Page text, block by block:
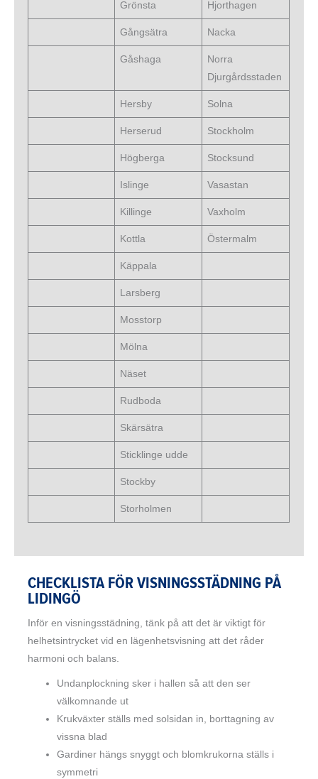
Grönsta Hjorthagen
Gångsätra Nacka
Gåshaga
Norra
Djurgårdsstaden
Hersby Solna
Herserud Stockholm
Högberga Stocksund
Islinge Vasastan
Killinge Vaxholm
Kottla Östermalm
Käppala
Larsberg
Mosstorp
Mölna
Näset
Rudboda
Skärsätra
Sticklinge udde
Stockby
Storholmen
CHECKLISTA FÖR VISNINGSSTÄDNING PÅ
LIDINGÖ
Inför en visningsstädning, tänk på att det är viktigt för
helhetsintrycket vid en lägenhetsvisning att det råder
harmoni och balans.
Undanplockning sker i hallen så att den ser
välkomnande ut
Krukväxter ställs med solsidan in, borttagning av
vissna blad
Gardiner hängs snyggt och blomkrukorna ställs i
symmetri